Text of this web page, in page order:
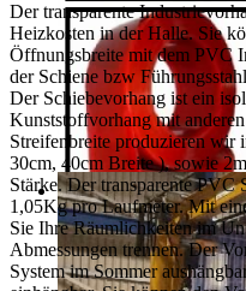
Der transparente
Heizkosten in der Halle. Sie
Öffnungsbreite mit dem PVC
der Schiene bzw
Der Schiebevorhang ist ein
Kunststoffvorhang mit
Streifenbreite produzieren wir
30cm, 40cm Breite ), sowie
Stärke. Der transparente
1,05Kg pro Laufmeter. Mit
Sie Ihre Räumlichkeiten im
Abmessungen trennen. Der
System im Sommer